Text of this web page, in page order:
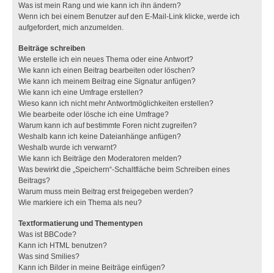
Was ist mein Rang und wie kann ich ihn ändern?
Wenn ich bei einem Benutzer auf den E-Mail-Link klicke, werde ich
aufgefordert, mich anzumelden.
Beiträge schreiben
Wie erstelle ich ein neues Thema oder eine Antwort?
Wie kann ich einen Beitrag bearbeiten oder löschen?
Wie kann ich meinem Beitrag eine Signatur anfügen?
Wie kann ich eine Umfrage erstellen?
Wieso kann ich nicht mehr Antwortmöglichkeiten erstellen?
Wie bearbeite oder lösche ich eine Umfrage?
Warum kann ich auf bestimmte Foren nicht zugreifen?
Weshalb kann ich keine Dateianhänge anfügen?
Weshalb wurde ich verwarnt?
Wie kann ich Beiträge den Moderatoren melden?
Was bewirkt die „Speichern“-Schaltfläche beim Schreiben eines
Beitrags?
Warum muss mein Beitrag erst freigegeben werden?
Wie markiere ich ein Thema als neu?
Textformatierung und Thementypen
Was ist BBCode?
Kann ich HTML benutzen?
Was sind Smilies?
Kann ich Bilder in meine Beiträge einfügen?